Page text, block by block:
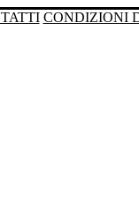
CONDIZIONI